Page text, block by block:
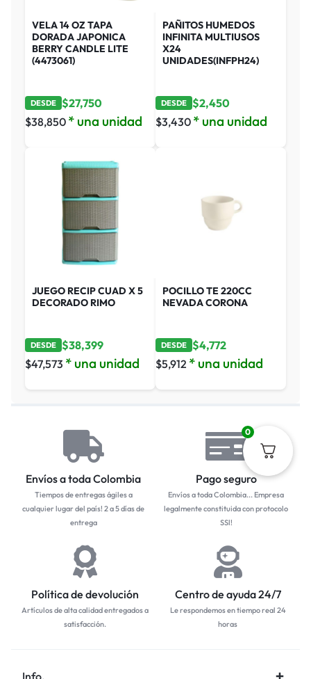
VELA 14 OZ TAPA
DORADA JAPONICA
BERRY CANDLE LITE
(4473061)
DESDE $27,750
$38,850 * una unidad
PAÑITOS HUMEDOS
INFINITA MULTIUSOS
X24
UNIDADES(INFPH24)
DESDE $2,450
$3,430 * una unidad
JUEGO RECIP CUAD X 5
DECORADO RIMO
DESDE $38,399
$47,573 * una unidad
POCILLO TE 220CC
NEVADA CORONA
DESDE $4,772
$5,912 * una unidad
Envíos a toda Colombia
Tiempos de entregas ágiles a
cualquier lugar del país! 2 a 5 días de
entrega
Pago seguro
Envíos a toda Colombia... Empresa
legalmente constituida con protocolo
SSl!
Política de devolución
Artículos de alta calidad entregados a
satisfacción.
Centro de ayuda 24/7
Le respondemos en tiempo real 24
horas
Info.
0